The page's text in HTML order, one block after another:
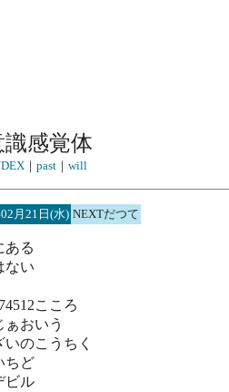
識感覚体
｜ past ｜ will
月21日(水) NEXTだつて
ある
ない
こころ
ぁおいう
いのこうちく
ちど
ビル